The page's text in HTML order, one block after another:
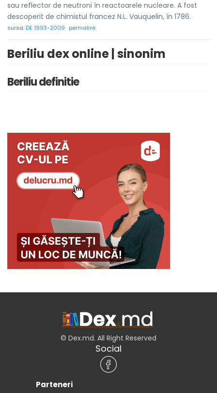
sau reflector de neutroni în reactoarele nucleare. A fost
descoperit de chimistul francez N.L. Vauquelin, în 1786.
sursa:DE 1993-2009 permalink
Beriliu dex online | sinonim
Beriliu definitie
© Dex.md. All Right Reserved
Social
Parteneri